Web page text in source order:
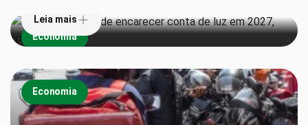
Economia
Leia mais
Economia